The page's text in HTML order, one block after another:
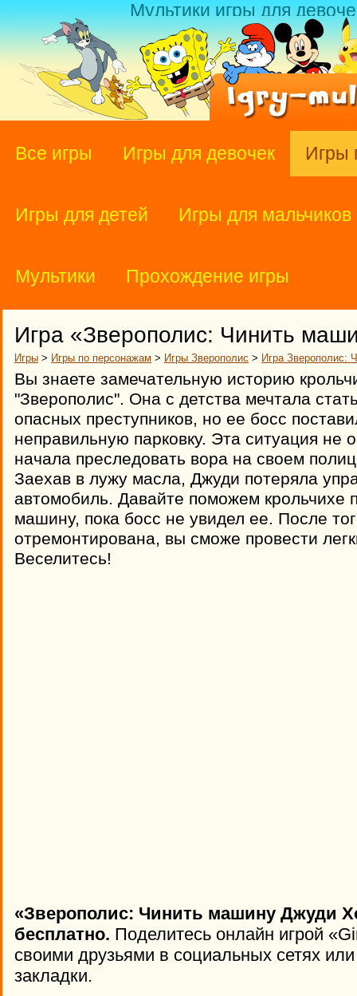
Мультики игры для
Все игры Игры для девочек Игры
Игры для детей Игры для мальчиков
Мультики Прохождение игры
Игра «Зверополис: Чинить
Игры > Игры по персонажам > Игры Зверополис > Игра Зверополис:
Вы знаете замечательную историю
"Зверополис". Она с детства мечтала
опасных преступников, но ее босс
неправильную парковку. Эта ситуация не
начала преследовать вора на своем
Заехав в лужу масла, Джуди потеряла
автомобиль. Давайте поможем крольчихе
машину, пока босс не увидел ее. После
отремонтирована, вы сможе провести
Веселитесь!
«Зверополис: Чинить машину Джуди
бесплатно. Поделитесь онлайн игрой
своими друзьями в социальных сетях
закладки.